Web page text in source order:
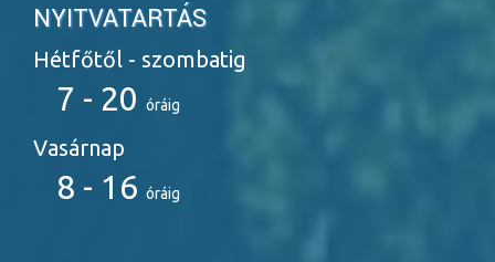
NYITVATARTÁS
Hétfőtől - szombatig
7 - 20 óráig
Vasárnap
8 - 16 óráig